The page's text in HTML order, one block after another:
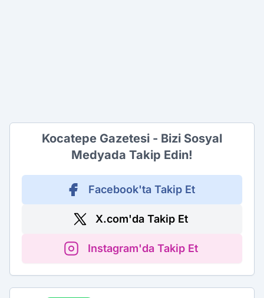
Kocatepe Gazetesi - Bizi Sosyal
Medyada Takip Edin!
Facebook'ta Takip Et
X.com'da Takip Et
Instagram'da Takip Et